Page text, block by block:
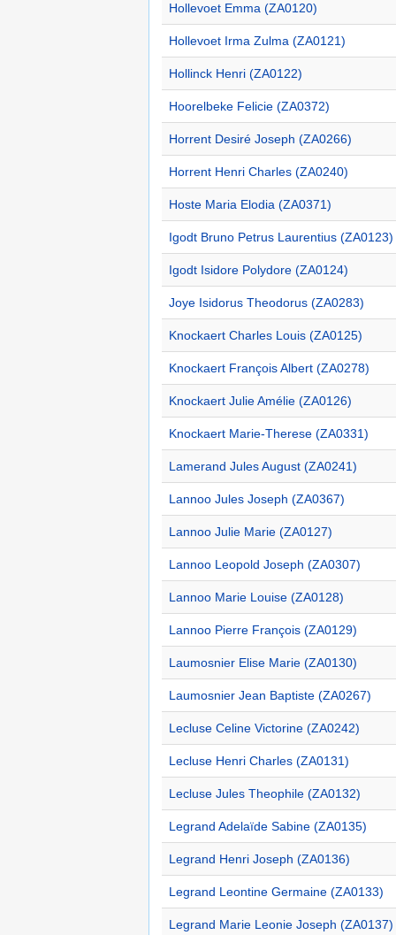
Hollevoet Emma (ZA0120)
Hollevoet Irma Zulma (ZA0121)
Hollinck Henri (ZA0122)
Hoorelbeke Felicie (ZA0372)
Horrent Desiré Joseph (ZA0266)
Horrent Henri Charles (ZA0240)
Hoste Maria Elodia (ZA0371)
Igodt Bruno Petrus Laurentius (ZA0123)
Igodt Isidore Polydore (ZA0124)
Joye Isidorus Theodorus (ZA0283)
Knockaert Charles Louis (ZA0125)
Knockaert François Albert (ZA0278)
Knockaert Julie Amélie (ZA0126)
Knockaert Marie-Therese (ZA0331)
Lamerand Jules August (ZA0241)
Lannoo Jules Joseph (ZA0367)
Lannoo Julie Marie (ZA0127)
Lannoo Leopold Joseph (ZA0307)
Lannoo Marie Louise (ZA0128)
Lannoo Pierre François (ZA0129)
Laumosnier Elise Marie (ZA0130)
Laumosnier Jean Baptiste (ZA0267)
Lecluse Celine Victorine (ZA0242)
Lecluse Henri Charles (ZA0131)
Lecluse Jules Theophile (ZA0132)
Legrand Adelaïde Sabine (ZA0135)
Legrand Henri Joseph (ZA0136)
Legrand Leontine Germaine (ZA0133)
Legrand Marie Leonie Joseph (ZA0137)